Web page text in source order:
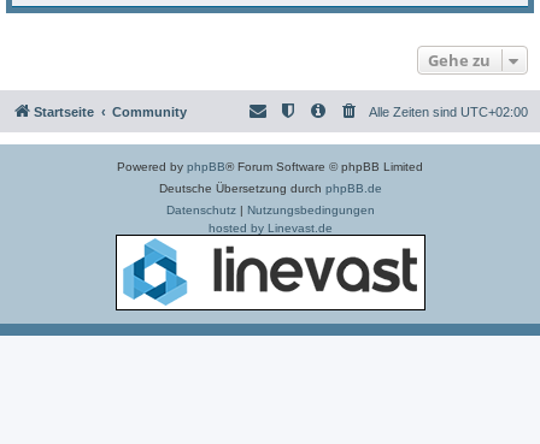
Gehe zu
Startseite Community Alle Zeiten sind UTC+02:00
Powered by phpBB® Forum Software © phpBB Limited
Deutsche Übersetzung durch phpBB.de
Datenschutz| Nutzungsbedingungen
hosted by Linevast.de